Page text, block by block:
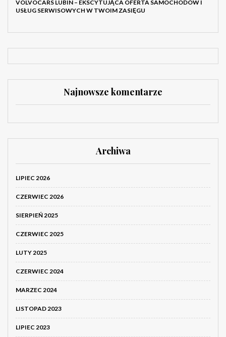
VOLVOCARS LUBIN – EKSCYTUJĄCA OFERTA SAMOCHODÓW I
USŁUG SERWISOWYCH W TWOIM ZASIĘGU
Najnowsze komentarze
Archiwa
LIPIEC 2026
CZERWIEC 2026
SIERPIEŃ 2025
CZERWIEC 2025
LUTY 2025
CZERWIEC 2024
MARZEC 2024
LISTOPAD 2023
LIPIEC 2023